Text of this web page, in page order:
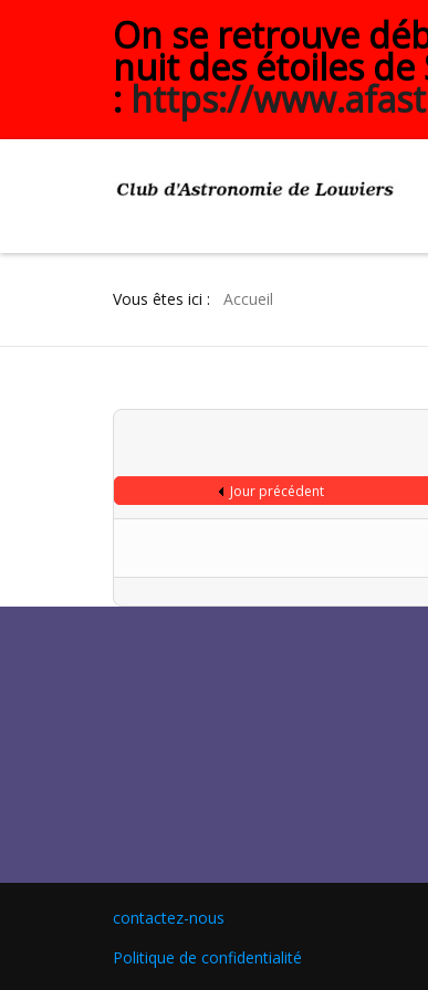
On se retrouve
nuit des étoiles de
: https://
Vous êtes ici : Accueil
Jour précédent
contactez-nous
Politique de confidentialité